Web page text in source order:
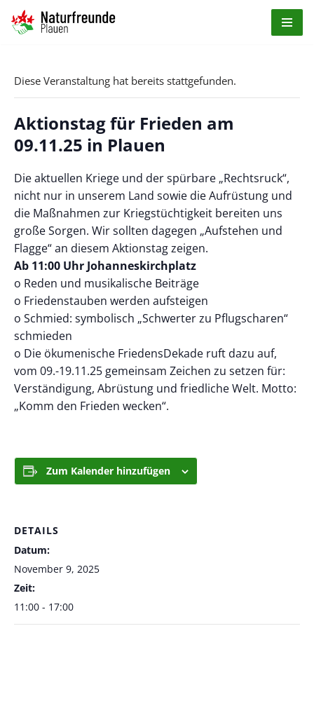
Zum
Diese Veranstaltung hat bereits stattgefunden.
Aktionstag für Frieden am
09.11.25 in Plauen
Die aktuellen Kriege und der spürbare „Rechtsruck“,
nicht nur in unserem Land sowie die Aufrüstung und
die Maßnahmen zur Kriegstüchtigkeit bereiten uns
große Sorgen. Wir sollten dagegen „Aufstehen und
Flagge“ an diesem Aktionstag zeigen.
Ab 11:00 Uhr Johanneskirchplatz
o Reden und musikalische Beiträge
o Friedenstauben werden aufsteigen
o Schmied: symbolisch „Schwerter zu Pflugscharen“
schmieden
o Die ökumenische FriedensDekade ruft dazu auf,
vom 09.-19.11.25 gemeinsam Zeichen zu setzen für:
Verständigung, Abrüstung und friedliche Welt. Motto:
„Komm den Frieden wecken“.
Zum Kalender hinzufügen
DETAILS
Datum:
November 9, 2025
Zeit:
11:00 - 17:00